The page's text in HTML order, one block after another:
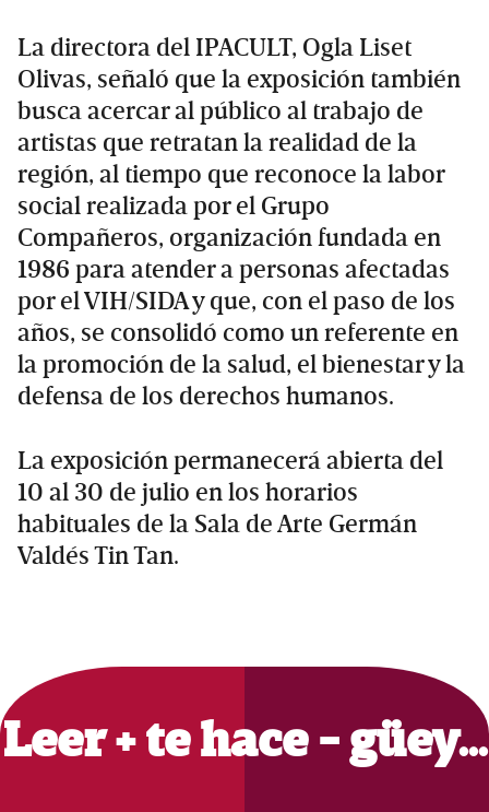
La directora del IPACULT, Ogla Liset
Olivas, señaló que la exposición también
busca acercar al público al trabajo de
artistas que retratan la realidad de la
región, al tiempo que reconoce la labor
social realizada por el Grupo
Compañeros, organización fundada en
1986 para atender a personas afectadas
por el VIH/SIDA y que, con el paso de los
años, se consolidó como un referente en
la promoción de la salud, el bienestar y la
defensa de los derechos humanos.
La exposición permanecerá abierta del
10 al 30 de julio en los horarios
habituales de la Sala de Arte Germán
Valdés Tin Tan.
Primary
Sidebar
Leer + te hace - güey…